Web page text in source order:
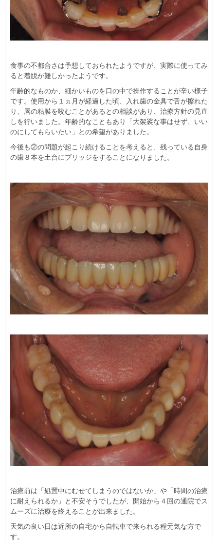
食事の不都合さは予想しておられたようですが、実際に使ってみ
ると着脱が難しかったようです。
年齢的なものか、細かいものを口の中で操作することが辛い様子
です。使用から１ヵ月が経過した頃、入れ歯の金具で舌が擦れた
り、唇の粘膜を咬むことがあるとの相談があり、治療方針の見直
しを行いました。年齢的なこともあり「大袈裟な事はせず、いい
のにしてもらいたい」との希望がありました。
今後も②の問題が起こり続けることを考えると、残っている自身
の歯８本を土台にブリッジをすることになりました。
治療前は「処置中にむせてしまうのではないか」や「時間の治療
に耐えられるか」と不安そうでしたが、開始から４回の通院でス
ムーズに治療を終えることが出来ました。
天気の良い日は近所の自宅から自転車で来られる程元気な方で
す。